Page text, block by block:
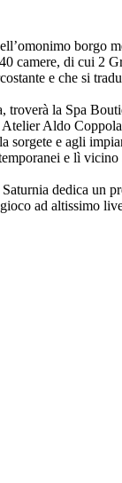
borgo
camere, di cui 2
e che si
la Spa
Aldo
e agli
e lì
dedica
ad altissimo